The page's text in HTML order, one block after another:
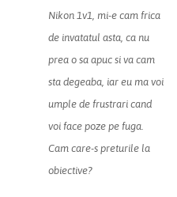
Nikon 1v1, mi-e cam frica
de invatatul asta, ca nu
prea o sa apuc si va cam
sta degeaba, iar eu ma voi
umple de frustrari cand
voi face poze pe fuga.
Cam care-s preturile la
obiective?